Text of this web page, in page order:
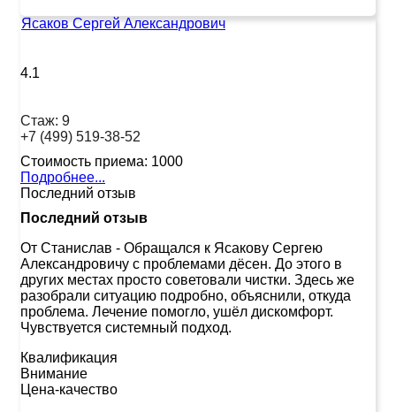
Ясаков Сергей Александрович
4.1
Стаж: 9
+7 (499) 519-38-52
Стоимость приема: 1000
Подробнее...
Последний отзыв
Последний отзыв
От Станислав - Обращался к Ясакову Сергею
Александровичу с проблемами дёсен. До этого в
других местах просто советовали чистки. Здесь же
разобрали ситуацию подробно, объяснили, откуда
проблема. Лечение помогло, ушёл дискомфорт.
Чувствуется системный подход.
Квалификация
Внимание
Цена-качество